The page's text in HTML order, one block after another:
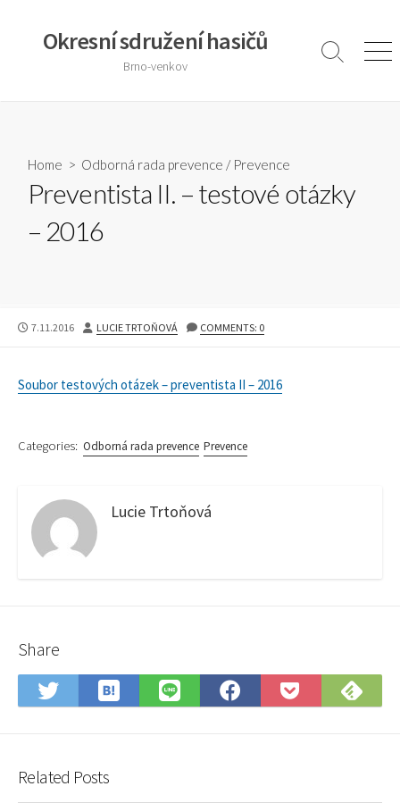
contentOkresní sdružení hasičů
Brno-venkov
Search
Home > Odborná rada prevence / Prevence
Preventista II. – testové otázky
– 2016
PUBLISHED
7.11.2016 AUTHOR
LUCIE TRTOŇOVÁ COMMENTS: 0
Soubor testových otázek – preventista II – 2016
Categories: Odborná rada prevence Prevence
Lucie Trtoňová
Share
Share
on
Save
to
Share
on
Share
on
Save
to
on
Related Posts